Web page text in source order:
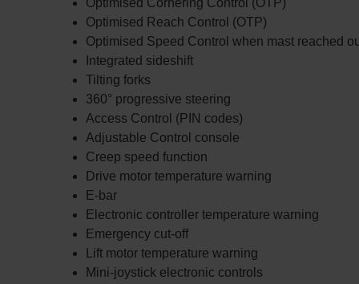
Optimised Cornering Control (OTP)
Optimised Reach Control (OTP)
Optimised Speed Control when mast reached
Integrated sideshift
Tilting forks
360° progressive steering
Access Control (PIN codes)
Adjustable Control console
Creep speed function
Drive motor temperature warning
E-bar
Electronic controller temperature warning
Emergency cut-off
Lift motor temperature warning
Mini-joystick electronic controls